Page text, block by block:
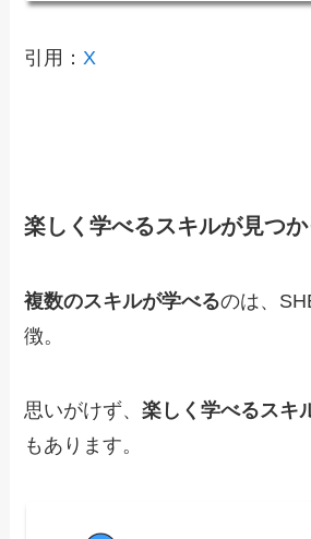
引用： X
楽しく学べるスキルが見つ
複数のスキルが学べるのは、
徴。
思いがけず、楽しく学べるスキ
もあります。